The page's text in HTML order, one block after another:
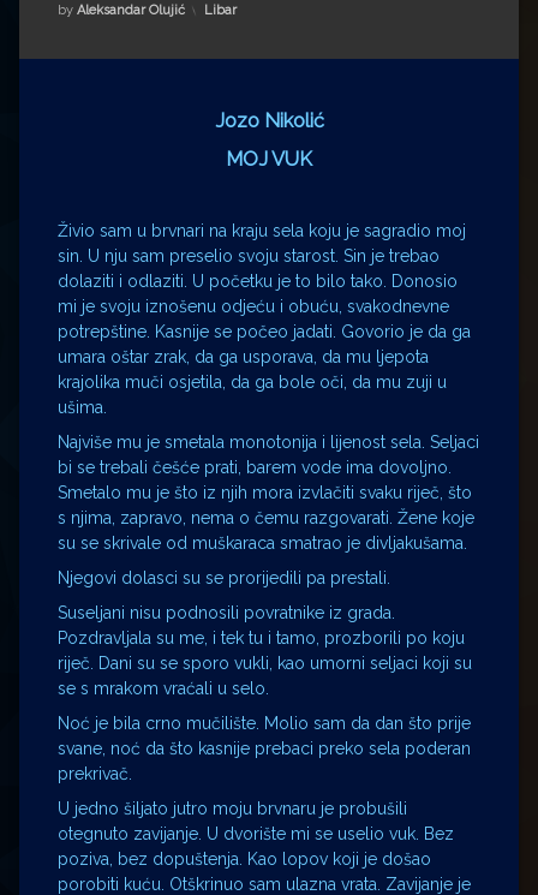
Impressum
Milenko Strižak
Drugi autori
Drugi autori
Željko Krznarić
Mario Lovreković
Miroslav Šantek
by Aleksandar Olujić Kategorije:
Libar
Jozo Nikolić
MOJ VUK
Živio sam u brvnari na kraju sela koju je sagradio moj
sin. U nju sam preselio svoju starost. Sin je trebao
dolaziti i odlaziti. U početku je to bilo tako. Donosio
mi je svoju iznošenu odjeću i obuću, svakodnevne
potrepštine. Kasnije se počeo jadati. Govorio je da ga
umara oštar zrak, da ga usporava, da mu ljepota
krajolika muči osjetila, da ga bole oči, da mu zuji u
ušima.
Najviše mu je smetala monotonija i lijenost sela. Seljaci
bi se trebali češće prati, barem vode ima dovoljno.
Smetalo mu je što iz njih mora izvlačiti svaku riječ, što
s njima, zapravo, nema o čemu razgovarati. Žene koje
su se skrivale od muškaraca smatrao je divljakušama.
Njegovi dolasci su se prorijedili pa prestali.
Suseljani nisu podnosili povratnike iz grada.
Pozdravljala su me, i tek tu i tamo, prozborili po koju
riječ. Dani su se sporo vukli, kao umorni seljaci koji su
se s mrakom vraćali u selo.
Noć je bila crno mučilište. Molio sam da dan što prije
svane, noć da što kasnije prebaci preko sela poderan
prekrivač.
U jedno šiljato jutro moju brvnaru je probušili
otegnuto zavijanje. U dvorište mi se uselio vuk. Bez
poziva, bez dopuštenja. Kao lopov koji je došao
porobiti kuću. Otškrinuo sam ulazna vrata. Zavijanje je